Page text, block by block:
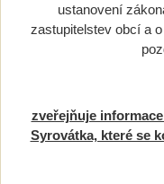
ustanovení
zastupitelstev obcí a
zveřejňuje
Syrovátka, které se